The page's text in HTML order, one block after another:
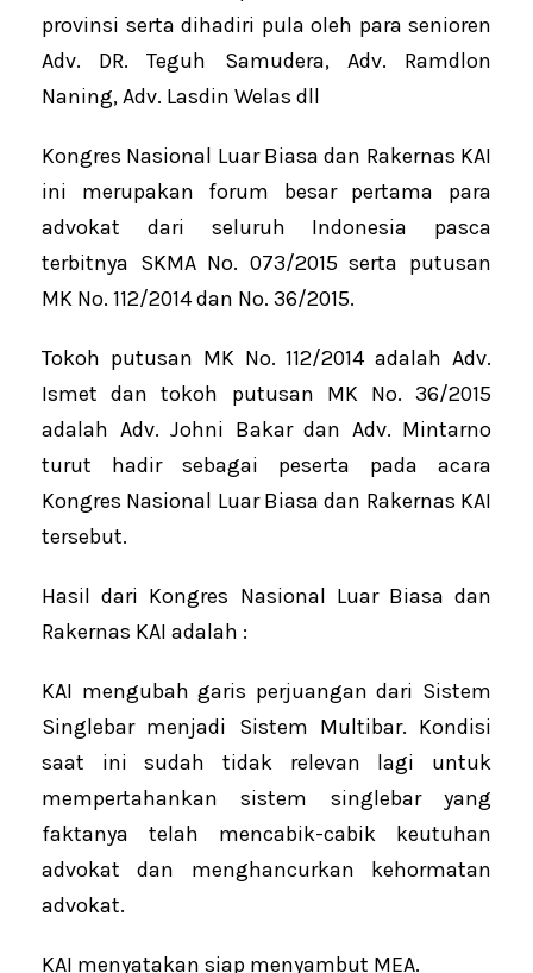
provinsi serta dihadiri pula oleh para senioren
Adv. DR. Teguh Samudera, Adv. Ramdlon
Naning, Adv. Lasdin Welas dll
Kongres Nasional Luar Biasa dan Rakernas KAI
ini merupakan forum besar pertama para
advokat dari seluruh Indonesia pasca
terbitnya SKMA No. 073/2015 serta putusan
MK No. 112/2014 dan No. 36/2015.
Tokoh putusan MK No. 112/2014 adalah Adv.
Ismet dan tokoh putusan MK No. 36/2015
adalah Adv. Johni Bakar dan Adv. Mintarno
turut hadir sebagai peserta pada acara
Kongres Nasional Luar Biasa dan Rakernas KAI
tersebut.
Hasil dari Kongres Nasional Luar Biasa dan
Rakernas KAI adalah :
KAI mengubah garis perjuangan dari Sistem
Singlebar menjadi Sistem Multibar. Kondisi
saat ini sudah tidak relevan lagi untuk
mempertahankan sistem singlebar yang
faktanya telah mencabik-cabik keutuhan
advokat dan menghancurkan kehormatan
advokat.
KAI menyatakan siap menyambut MEA.